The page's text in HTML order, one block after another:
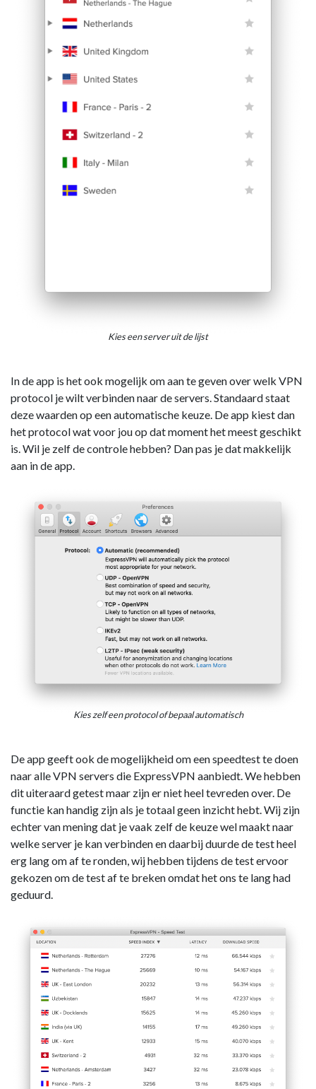
Kies een server uit de lijst
In de app is het ook mogelijk om aan te geven over welk VPN
protocol je wilt verbinden naar de servers. Standaard staat
deze waarden op een automatische keuze. De app kiest dan
het protocol wat voor jou op dat moment het meest geschikt
is. Wil je zelf de controle hebben? Dan pas je dat makkelijk
aan in de app.
Kies zelf een protocol of bepaal automatisch
De app geeft ook de mogelijkheid om een speedtest te doen
naar alle VPN servers die ExpressVPN aanbiedt. We hebben
dit uiteraard getest maar zijn er niet heel tevreden over. De
functie kan handig zijn als je totaal geen inzicht hebt. Wij zijn
echter van mening dat je vaak zelf de keuze wel maakt naar
welke server je kan verbinden en daarbij duurde de test heel
erg lang om af te ronden, wij hebben tijdens de test ervoor
gekozen om de test af te breken omdat het ons te lang had
geduurd.